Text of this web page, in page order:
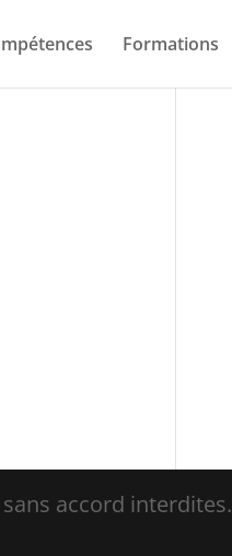
Formations
accord interdites.